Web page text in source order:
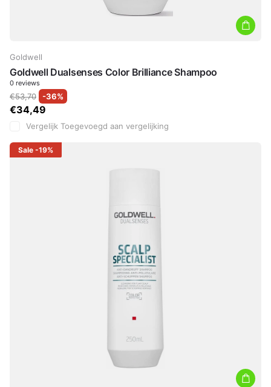
Goldwell
Goldwell Dualsenses Color Brilliance Shampoo
0 reviews
€53,70 -36%
€34,49
Vergelijk Toegevoegd aan vergelijking
Sale -19%